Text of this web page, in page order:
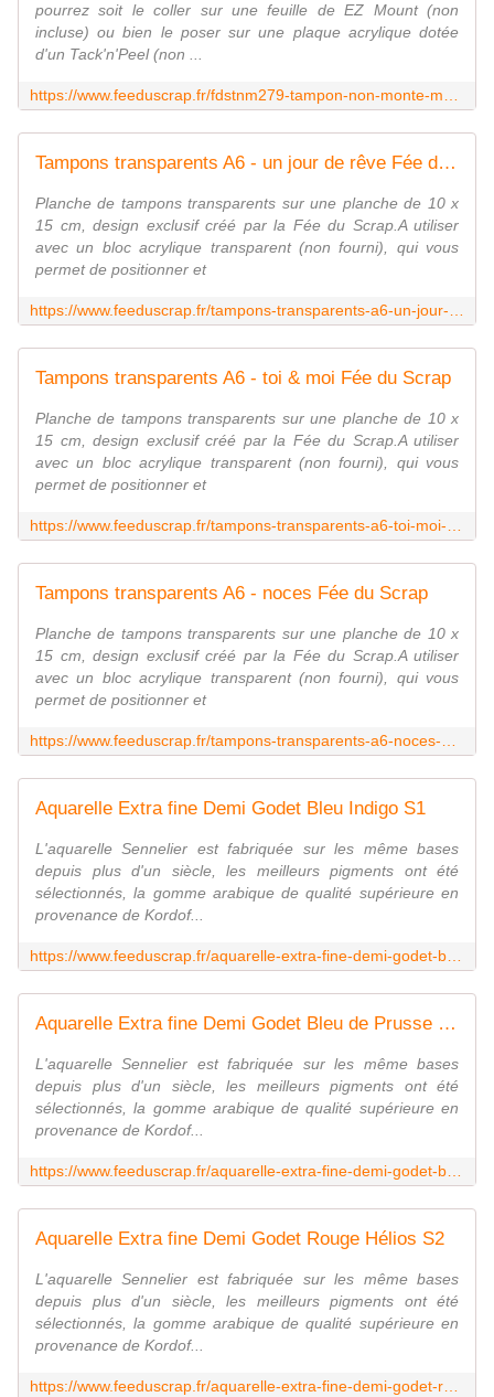
pourrez soit le coller sur une feuille de EZ Mount (non
incluse) ou bien le poser sur une plaque acrylique dotée
d'un Tack'n'Peel (non ...
Tampons transparents A6 - un jour de rêve Fée du Scrap
Planche de tampons transparents sur une planche de 10 x
15 cm, design exclusif créé par la Fée du Scrap.A utiliser
avec un bloc acrylique transparent (non fourni), qui vous
permet de positionner et
Tampons transparents A6 - toi & moi Fée du Scrap
Planche de tampons transparents sur une planche de 10 x
15 cm, design exclusif créé par la Fée du Scrap.A utiliser
avec un bloc acrylique transparent (non fourni), qui vous
permet de positionner et
Tampons transparents A6 - noces Fée du Scrap
Planche de tampons transparents sur une planche de 10 x
15 cm, design exclusif créé par la Fée du Scrap.A utiliser
avec un bloc acrylique transparent (non fourni), qui vous
permet de positionner et
Aquarelle Extra fine Demi Godet Bleu Indigo S1
L'aquarelle Sennelier est fabriquée sur les même bases
depuis plus d'un siècle, les meilleurs pigments ont été
sélectionnés, la gomme arabique de qualité supérieure en
provenance de Kordof...
Aquarelle Extra fine Demi Godet Bleu de Prusse S1
L'aquarelle Sennelier est fabriquée sur les même bases
depuis plus d'un siècle, les meilleurs pigments ont été
sélectionnés, la gomme arabique de qualité supérieure en
provenance de Kordof...
Aquarelle Extra fine Demi Godet Rouge Hélios S2
L'aquarelle Sennelier est fabriquée sur les même bases
depuis plus d'un siècle, les meilleurs pigments ont été
sélectionnés, la gomme arabique de qualité supérieure en
provenance de Kordof...